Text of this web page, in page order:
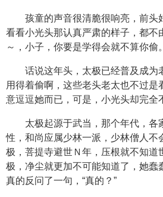
孩童的声音很清脆很响亮，前头
看看小光头那认真严肃的样子，都不
～，小子，你要是学得会就不算你偷
话说这年头，太极已经普及成为
用得着偷啊，这些老头老太也不过是
意逗逗她而已，可是，小光头却完全
太极起源于武当，那个年代，各
性，和尚应属少林一派，少林僧人不
极，菩提寺避世Ｎ年，压根就不知道
极，净尘就更加不可能知道了，她蠢
真的反问了一句，“真的？”